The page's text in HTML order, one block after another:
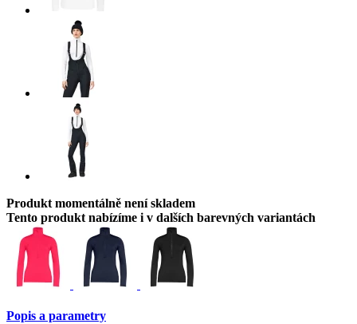
Produkt momentálně není skladem
Tento produkt nabízíme i v dalších barevných variantách
Popis a parametry